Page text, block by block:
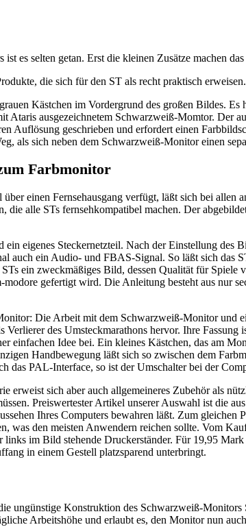
es selten getan. Erst die kleinen Zusätze machen
die sich für den ST als recht praktisch erweisen.
Kästchen im Vordergrund des großen Bildes.
Ataris ausgezeichnetem Schwarzweiß-Momtor. Der
Auflösung geschrieben und erfordert einen
als sich neben dem Schwarzweiß-Monitor einen
Farbmonitor
einen Fernsehausgang verfügt, läßt sich bei allen
die alle STs fernsehkompatibel machen. Der
ein eigenes Steckernetzteil. Nach der Einstellung
auch ein Audio- und FBAS-Signal. So läßt sich das
ein zweckmäßiges Bild, dessen Qualität für
gefertigt wird. Die Anleitung besteht aus nur
Die Arbeit mit dem Schwarzweiß-Monitor und
Verlierer des Umsteckmarathons hervor. Ihre
einfachen Idee bei. Ein kleines Kästchen, das am
Handbewegung läßt sich so zwischen dem
das PAL-Interface, so ist der Umschalter bei der
erweist sich aber auch allgemeineres Zubehör als
Preiswertester Artikel unserer Auswahl ist die
Ihres Computers bewahren läßt. Zum
was den meisten Anwendern reichen sollte. Vom
im Bild stehende Druckerständer. Für 19,95
in einem Gestell platzsparend unterbringt.
ungünstige Konstruktion des Schwarzweiß-
Arbeitshöhe und erlaubt es, den Monitor nun